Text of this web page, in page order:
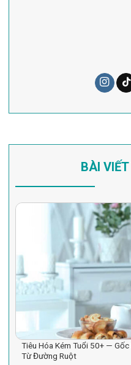
BÀI
Tiêu Hóa Kém Tuổi 50+ — Gốc
Từ Đường Ruột